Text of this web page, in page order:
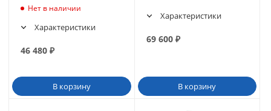
Нет в наличии
Характеристики
46 480 ₽
В корзину
Характеристики
69 600₽
В корзину